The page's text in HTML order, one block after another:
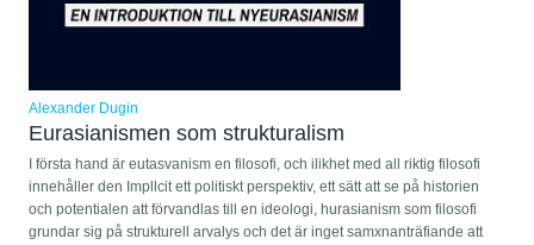
Alexander Dugin
Eurasianismen som strukturalism
I första hand är eutasvanism en filosofi, och ilikhet med all riktig filosofi
innehåller den Impllcit ett politiskt perspektiv, ett sätt att se på historien
och potentialen att förvandlas till en ideologi, hurasianism som filosofi
grundar sig på strukturell arvalys och det är inget samxnanträfiande att